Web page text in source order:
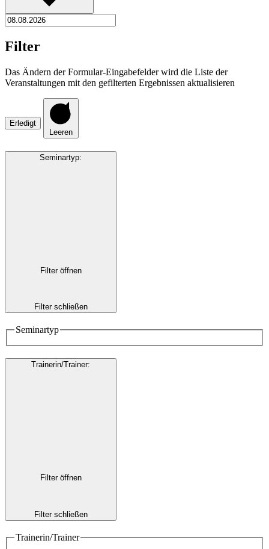
Filter
Das Ändern der Formular-Eingabefelder wird die Liste der
Veranstaltungen mit den gefilterten Ergebnissen aktualisieren
Erledigt
Leeren
Seminartyp:
Filter öffnen
Filter schließen
Seminartyp
Trainerin/Trainer:
Filter öffnen
Filter schließen
Trainerin/Trainer